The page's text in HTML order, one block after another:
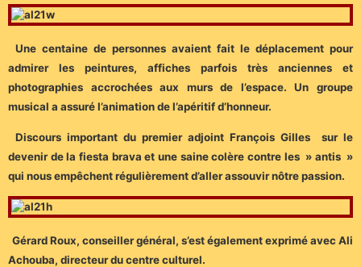
Une centaine de personnes avaient fait le déplacement pour
admirer les peintures, affiches parfois très anciennes et
photographies accrochées aux murs de l’espace. Un groupe
musical a assuré l’animation de l’apéritif d’honneur.
Discours important du premier adjoint François Gilles sur le
devenir de la fiesta brava et une saine colère contre les » antis »
qui nous empêchent régulièrement d’aller assouvir nôtre passion.
Gérard Roux, conseiller général, s’est également exprimé avec Ali
Achouba, directeur du centre culturel.